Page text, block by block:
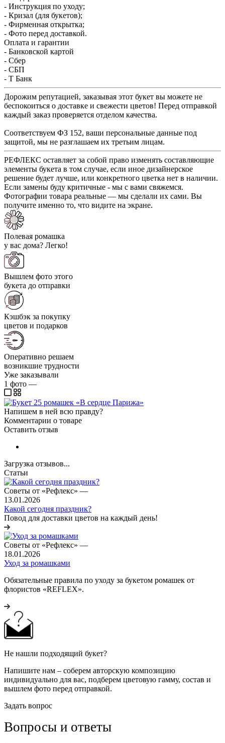
- Инструкция по уходу;
- Кризал (для букетов);
- Фирменная открытка;
- Фото перед доставкой.
Оплата и гарантии
- Банковской картой
- Сбер
- СБП
- Т Банк
Дорожим репутацией, заказывая этот букет вы можете не
беспокоиться о доставке и свежести цветов! Перед отправкой
каждый заказ проверяется отделом качества.
Соответствуем ФЗ 152, ваши персональные данные под
защитой, мы не разглашаем их третьим лицам.
РЕФЛЕКС оставляет за собой право изменять составляющие
элементы букета в том случае, если иное дизайнерское
решение будет лучше, или конкретного цветка нет в наличии.
Если замены буду критичные - мы с вами свяжемся.
Фотографии товара реальные — мы сделали их сами. Вы
получите именно то, что видите на экране.
Полевая ромашка
у вас дома? Легко!
Вышлем фото этого
букета до отправки
Кэшбэк за покупку
цветов и подарков
Оперативно решаем
возникшие трудности
Уже заказывали
1 фото —
Напишем в ней всю правду?
Комментарии о товаре
Оставить отзыв
Загрузка отзывов...
Статьи
Советы от «Рефлекс» —
13.01.2026
Какой сегодня праздник?
Повод для доставки цветов на каждый день!
Советы от «Рефлекс» —
18.01.2026
Уход за ромашками
Обязательные правила по уходу за букетом ромашек от
флористов «REFLEX».
Не нашли подходящий букет?
Напишите нам – соберем авторскую композицию
индивидуально для вас, подберем цветовую гамму, состав и
вышлем фото перед отправкой.
Задать вопрос
Вопросы и ответы